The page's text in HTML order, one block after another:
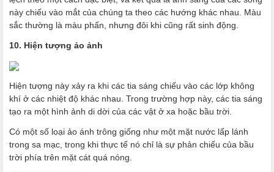
này chiếu vào mắt của chúng ta theo các hướng khác nhau. Màu
sắc thường là màu phấn, nhưng đôi khi cũng rất sinh động.
10. Hiện tượng ảo ảnh
Hiện tượng này xảy ra khi các tia sáng chiếu vào các lớp không
khí ở các nhiệt độ khác nhau. Trong trường hợp này, các tia sáng
tạo ra một hình ảnh di dời của các vật ở xa hoặc bầu trời.
Có một số loại ảo ánh trông giống như một mặt nước lấp lánh
trong sa mạc, trong khi thực tế nó chỉ là sự phản chiếu của bầu
trời phía trên mặt cát quá nóng.